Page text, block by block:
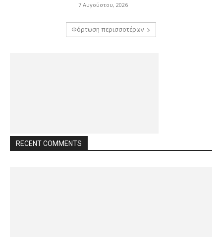
7 Αυγούστου, 2026
Φόρτωση περισσοτέρων
RECENT COMMENTS